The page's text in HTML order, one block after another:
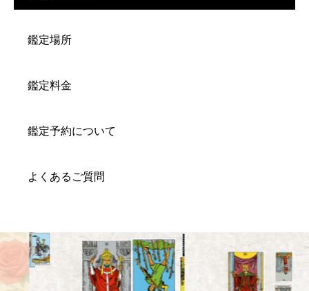
鑑定場所
鑑定料金
鑑定予約について
よくあるご質問